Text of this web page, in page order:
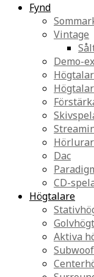
Fynd
Vintage
Demo-ex
Hörlurar
Dac
CD-
Högtalare
Aktiva